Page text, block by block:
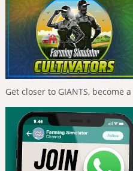
Get closer to GIANTS, become